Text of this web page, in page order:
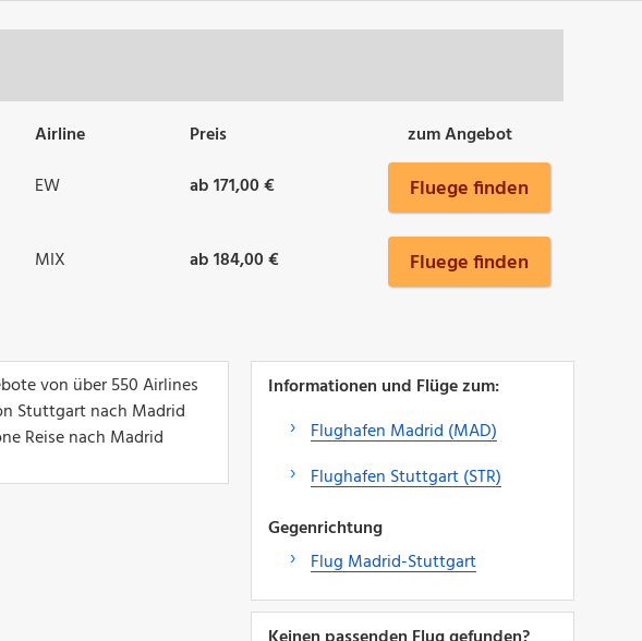
Airline Preis
zum Angebot
EW ab 171,00 € Fluege finden
MIX ab 184,00 € Fluege finden
von über 550 Airlines
Stuttgart nach Madrid
Reise nach Madrid
Informationen und Flüge zum:
Flughafen Madrid (MAD)
Flughafen Stuttgart (STR)
Gegenrichtung
Flug Madrid-Stuttgart